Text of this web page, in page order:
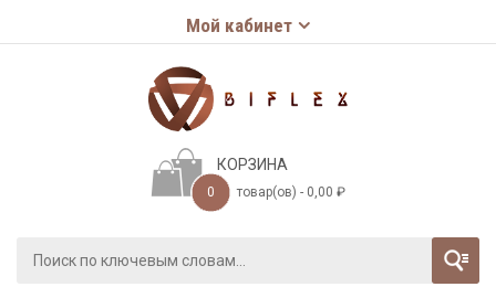
Мой кабинет
КОРЗИНА
0 товар(ов) - 0,00 ₽